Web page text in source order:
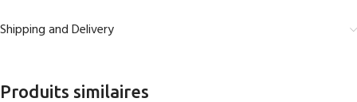
Shipping and Delivery
Produits similaires